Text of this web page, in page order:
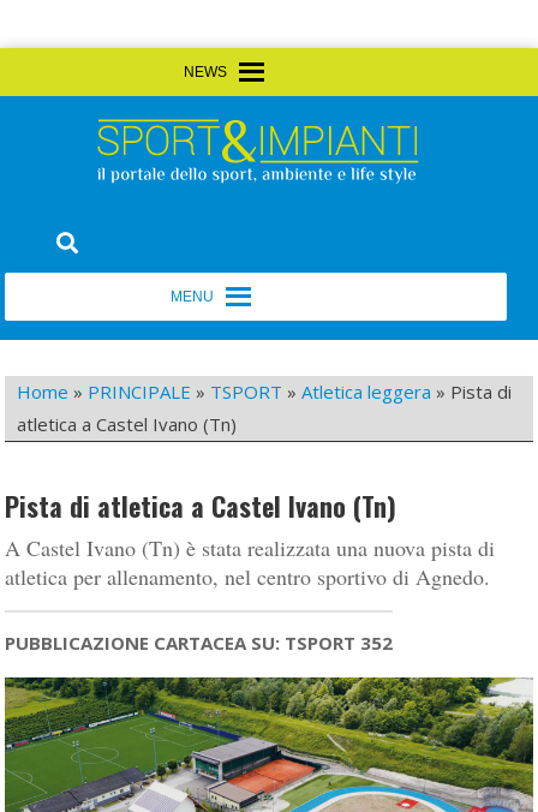
to
Sport&Impianti
Home » PRINCIPALE » TSPORT »Atletica leggera » Pista di
atletica a Castel Ivano (Tn)
Pista di atletica a Castel Ivano (Tn)
A Castel Ivano (Tn) è stata realizzata una nuova pista di
atletica per allenamento, nel centro sportivo di Agnedo.
PUBBLICAZIONE CARTACEA SU: TSPORT 352